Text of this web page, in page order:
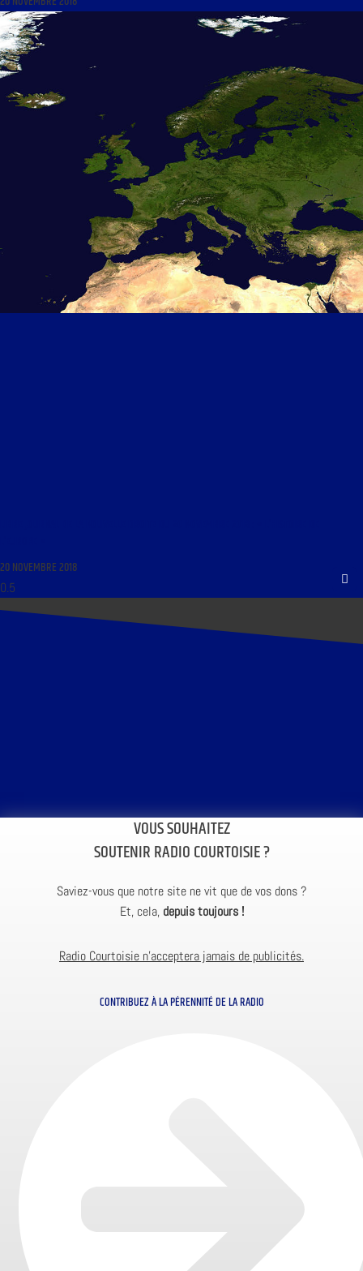
20 NOVEMBRE 2018
VOUS SOUHAITEZ
SOUTENIR RADIO COURTOISIE ?
Saviez-vous que notre site ne vit que de vos dons ?
Et, cela, depuis toujours !
Radio Courtoisie n’acceptera jamais de publicités.
CONTRIBUEZ À LA PÉRENNITÉ DE LA RADIO